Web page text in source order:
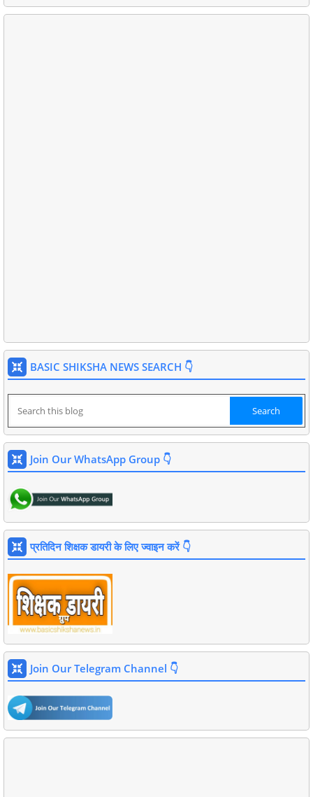
BASIC SHIKSHA NEWS SEARCH 👇
Join Our WhatsApp Group 👇
प्रतिदिन शिक्षक डायरी के लिए ज्वाइन करें 👇
Join Our Telegram Channel 👇